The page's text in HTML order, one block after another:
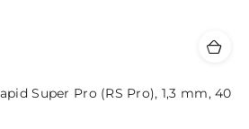
Super Pro (RS Pro), 1,3 mm, 40